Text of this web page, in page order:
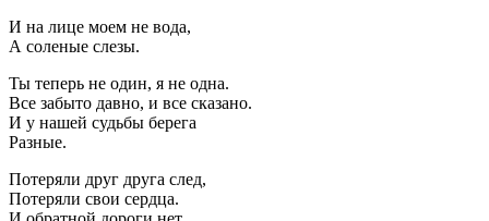
И на лице моем не вода,
А соленые слезы.
Ты теперь не один, я не одна.
Все забыто давно, и все сказано.
И у нашей судьбы берега
Разные.
Потеряли друг друга след,
Потеряли свои сердца.